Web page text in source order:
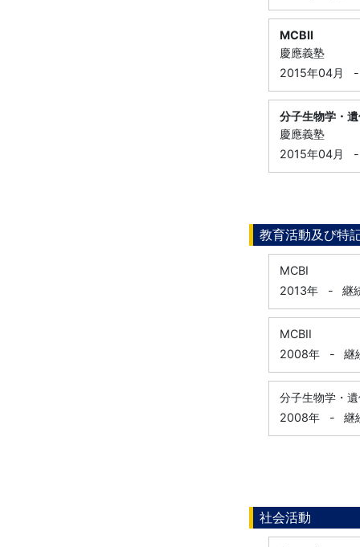
MCBII
慶應義塾
2015年04月
-
分子生物学・
慶應義塾
2015年04月
-
教育活動及び特
MCBI
2013年
- 継
MCBII
2008年
- 継
分子生物学・
2008年
- 継
社会活動